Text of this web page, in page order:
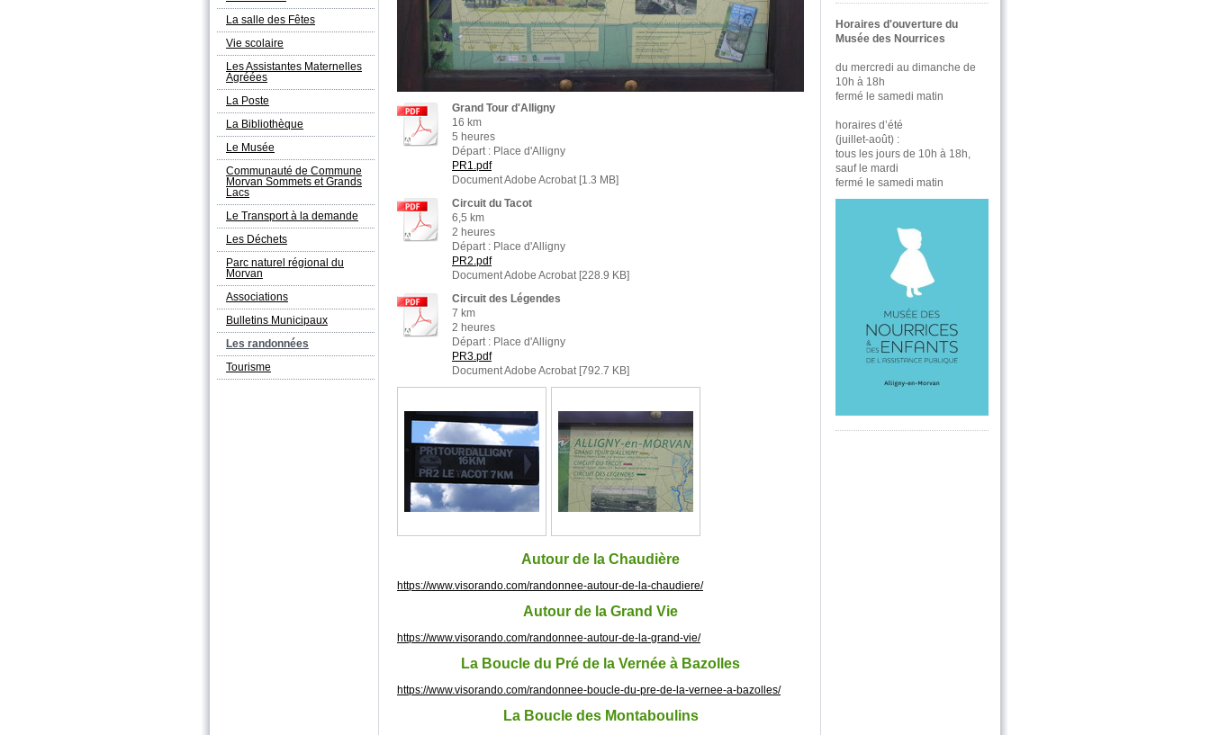
La salle des Fêtes
Vie scolaire
Les Assistantes Maternelles
Agréées
La Poste
La Bibliothèque
Le Musée
Communauté de Commune
Morvan Sommets et Grands
Lacs
Le Transport à la demande
Les Déchets
Parc naturel régional du
Morvan
Associations
Bulletins Municipaux
Les randonnées
Tourisme
Grand Tour d'Alligny
16 km
5 heures
Départ : Place d'Alligny
PR1.pdf
Document Adobe Acrobat [1.3 MB]
Circuit du Tacot
6,5 km
2 heures
Départ : Place d'Alligny
PR2.pdf
Document Adobe Acrobat [228.9 KB]
Circuit des Légendes
7 km
2 heures
Départ : Place d'Alligny
PR3.pdf
Document Adobe Acrobat [792.7 KB]
Autour de la Chaudière
https://www.visorando.com/randonnee-autour-de-la-chaudiere/
Autour de la Grand Vie
https://www.visorando.com/randonnee-autour-de-la-grand-vie/
La Boucle du Pré de la Vernée à Bazolles
https://www.visorando.com/randonnee-boucle-du-pre-de-la-vernee-a-bazolles/
La Boucle des Montaboulins
Horaires d'ouverture du
Musée des Nourrices
du mercredi au dimanche de
10h à 18h
fermé le samedi matin
horaires d’été
(juillet-août) :
tous les jours de 10h à 18h,
sauf le mardi
fermé le samedi matin